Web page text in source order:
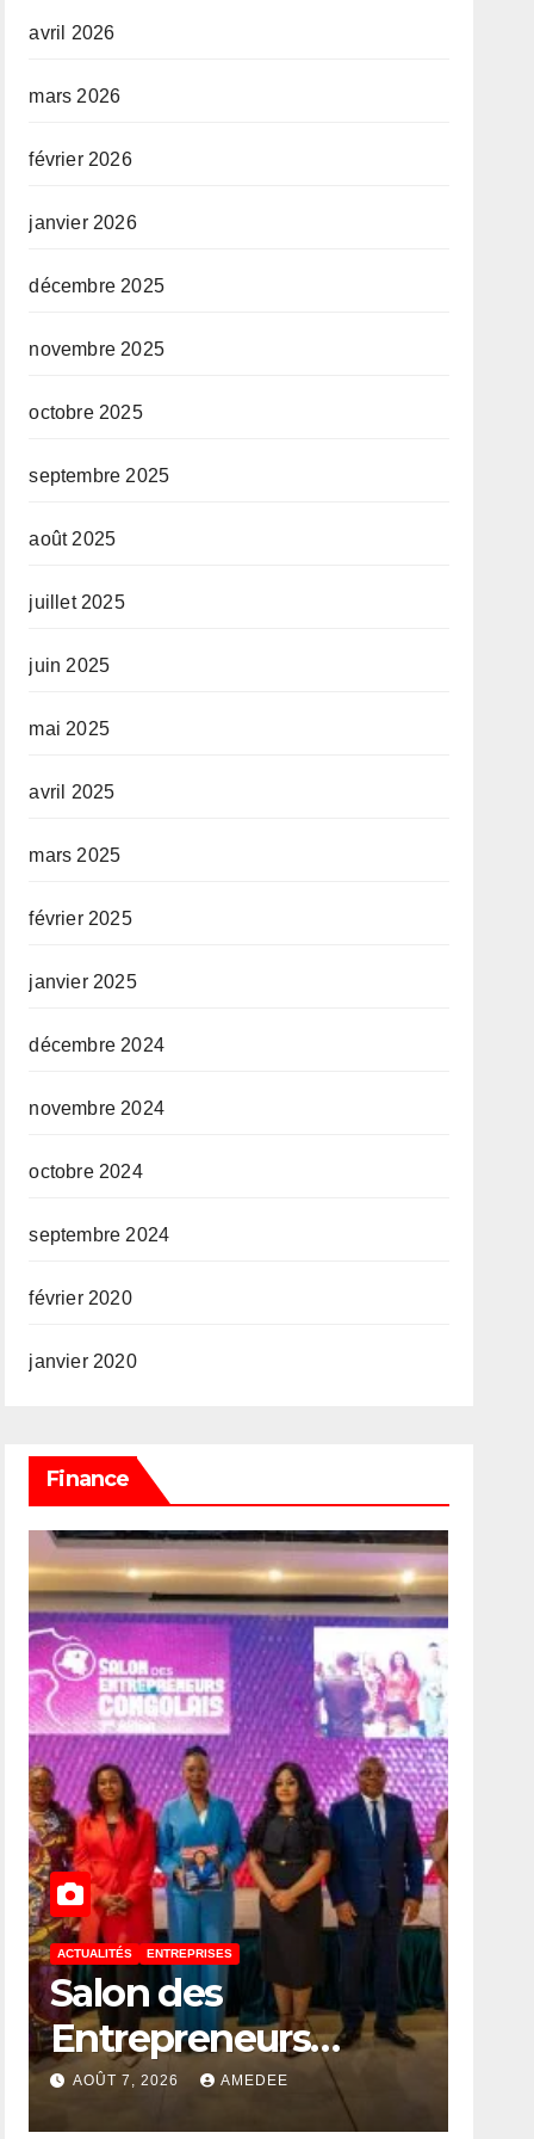
avril 2026
mars 2026
février 2026
janvier 2026
décembre 2025
novembre 2025
octobre 2025
septembre 2025
août 2025
juillet 2025
juin 2025
mai 2025
avril 2025
mars 2025
février 2025
janvier 2025
décembre 2024
novembre 2024
octobre 2024
septembre 2024
février 2020
janvier 2020
Finance
ACTUALITÉS ENTREPRISES
Salon des
Entrepreneurs
Congolais 2026 : la
DG de l’ANAPI
AOÛT 7, 2026 AMEDEE